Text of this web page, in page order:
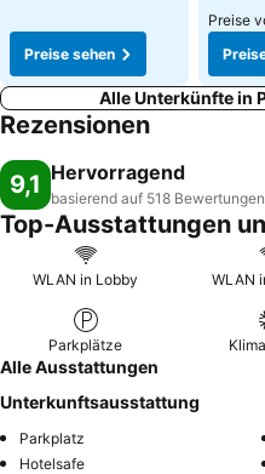
Preise sehen
Preise
Alle Unterkünfte in
Rezensionen
9,1 Hervorragend
basierend auf 518
Top-Ausstattungen
WLAN in Lobby WLAN
Parkplätze
Alle Ausstattungen
Unterkunftsausstattung
Parkplatz
Hotelsafe